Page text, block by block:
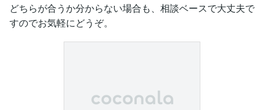
どちらが合うか分からない場合も、相談ベースで大丈夫で
すのでお気軽にどうぞ。